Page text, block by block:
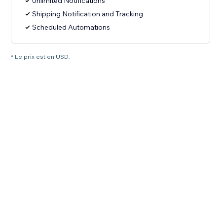
Shipping Notification and Tracking
Scheduled Automations
* Le prix est en USD.